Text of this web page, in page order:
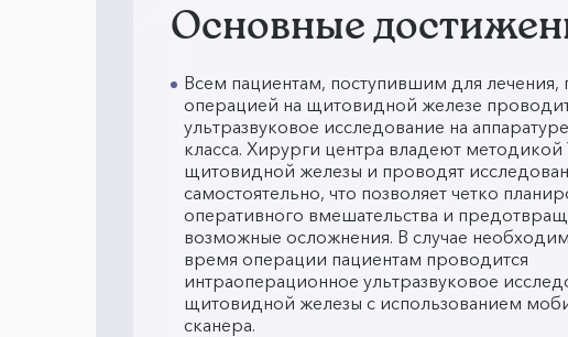
Основные
Всем пациентам, поступившим для лечения,
операцией на щитовидной железе
ультразвуковое исследование на
класса. Хирурги центра владеют
щитовидной железы и проводят
самостоятельно, что позволяет четко
оперативного вмешательства и
возможные осложнения. В случае
время операции пациентам проводится
интраоперационное ультразвуковое
щитовидной железы с использованием
сканера.